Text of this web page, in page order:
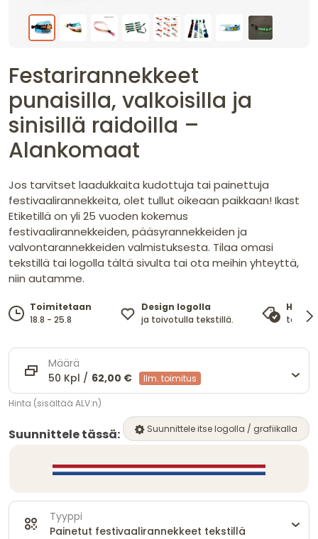
Festarirannekkeet
punaisilla, valkoisilla ja
sinisillä raidoilla –
Alankomaat
Jos tarvitset laadukkaita kudottuja tai painettuja
festivaalirannekkeita, olet tullut oikeaan paikkaan! Ikast
Etiketillä on yli 25 vuoden kokemus
festivaalirannekkeiden, pääsyrannekkeiden ja
valvontarannekkeiden valmistuksesta. Tilaa omasi
tekstillä tai logolla tältä sivulta tai ota meihin yhteyttä,
niin autamme.
Toimitetaan
18.8 - 25.8
Design logolla
ja toivotulla tekstillä.
takaa
Määrä
50 Kpl / 62,00 € Ilm. toimitus
Hinta (sisältää ALV:n)
Suunnittele tässä: Suunnittele itse logolla / grafiikalla
Tyyppi
Painetut festivaalirannekkeet tekstillä